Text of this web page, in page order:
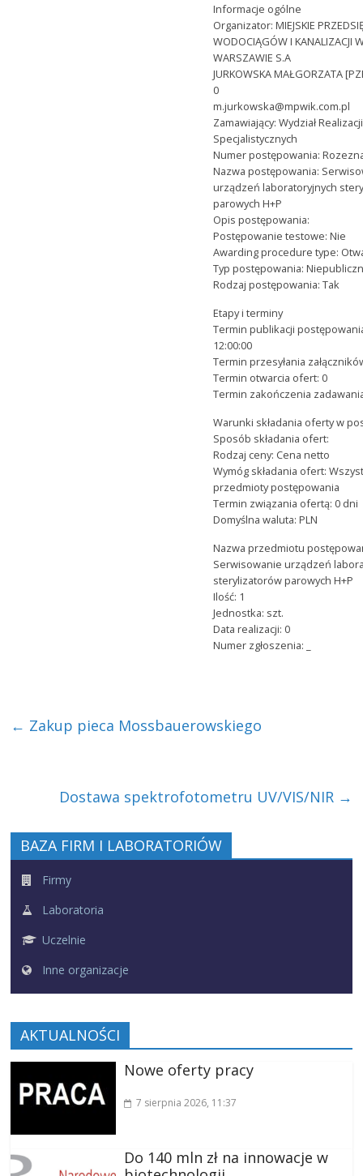
Informacje ogólne
Organizator: MIEJSKIE
WODOCIĄGÓW I KANALIZACJI
WARSZAWIE S.A
JURKOWSKA MAŁGORZATA
0
m.jurkowska@mpwik.com.pl
Zamawiający: Wydział
Specjalistycznych
Numer postępowania:
Nazwa postępowania:
urządzeń laboratoryjnych
parowych H+P
Opis postępowania:
Postępowanie testowe: Nie
Awarding procedure type:
Typ postępowania:
Rodzaj postępowania: Tak
Etapy i terminy
Termin publikacji
12:00:00
Termin przesyłania
Termin otwarcia ofert: 0
Termin zakończenia
Warunki składania oferty w
Sposób składania ofert:
Rodzaj ceny: Cena netto
Wymóg składania ofert:
przedmioty postępowania
Termin związania ofertą: 0 dni
Domyślna waluta: PLN
Nazwa przedmiotu
Serwisowanie urządzeń
sterylizatorów parowych H+P
Ilość: 1
Jednostka: szt.
Data realizacji: 0
Numer zgłoszenia: _
← Zakup pieca Mossbauerowskiego
Dostawa spektrofotometru UV/VIS/NIR →
BAZA FIRM I LABORATORIÓW
Firmy
Laboratoria
Uczelnie
Inne organizacje
AKTUALNOŚCI
Nowe oferty pracy
7 sierpnia 2026, 11:37
Do 140 mln zł na innowacje w